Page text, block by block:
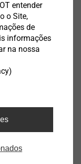
®Xt
entender
o Site,
de
informações
na nossa